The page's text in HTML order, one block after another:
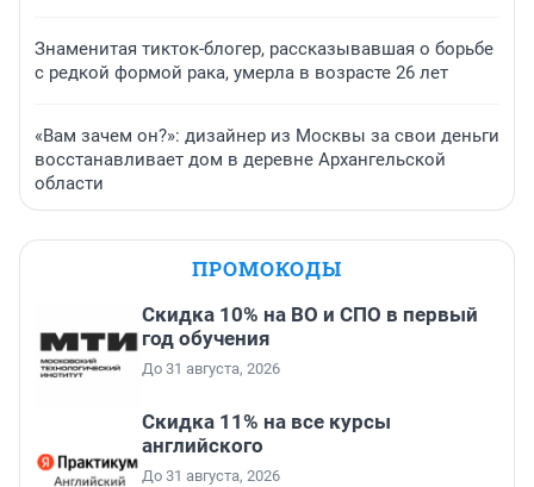
Знаменитая тикток-блогер, рассказывавшая о борьбе
с редкой формой рака, умерла в возрасте 26 лет
«Вам зачем он?»: дизайнер из Москвы за свои деньги
восстанавливает дом в деревне Архангельской
области
ПРОМОКОДЫ
Скидка 10% на ВО и СПО в первый
год обучения
До 31 августа, 2026
Скидка 11% на все курсы
английского
До 31 августа, 2026